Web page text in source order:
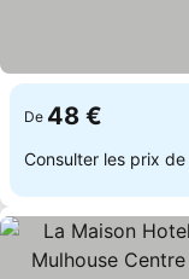
De 48 €
Consulter les prix de